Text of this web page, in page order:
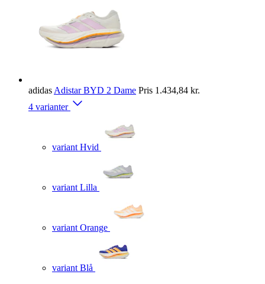
adidas Adistar BYD 2 Dame Pris 1.434,84 kr.
4 varianter
variant Hvid
variant Lilla
variant Orange
variant Blå